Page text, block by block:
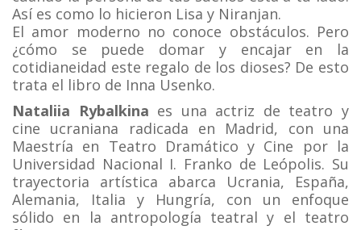
Así es como lo hicieron Lisa y Niranjan.
El amor moderno no conoce obstáculos. Pero
¿cómo se puede domar y encajar en la
cotidianeidad este regalo de los dioses? De esto
trata el libro de Inna Usenko.
Nataliia Rybalkina es una actriz de teatro y
cine ucraniana radicada en Madrid, con una
Maestría en Teatro Dramático y Cine por la
Universidad Nacional I. Franko de Leópolis. Su
trayectoria artística abarca Ucrania, España,
Alemania, Italia y Hungría, con un enfoque
sólido en la antropología teatral y el teatro